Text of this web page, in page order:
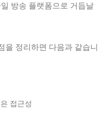
방송 플랫폼으로 거듭날
을 정리하면 다음과 같습니
접근성